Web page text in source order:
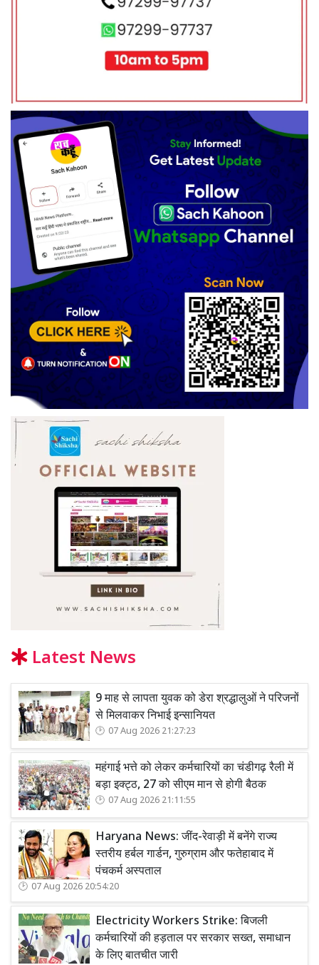
Latest News
9 माह से लापता युवक को डेरा श्रद्धालुओं ने परिजनों
से मिलवाकर निभाई इन्सानियत
07 Aug 2026 21:27:23
महंगाई भत्ते को लेकर कर्मचारियों का चंडीगढ़ रैली में
बड़ा इक्ट्ठ, 27 को सीएम मान से होगी बैठक
07 Aug 2026 21:11:55
Haryana News: जींद-रेवाड़ी में बनेंगे राज्य
स्तरीय हर्बल गार्डन, गुरुग्राम और फतेहाबाद में
पंचकर्म अस्पताल
07 Aug 2026 20:54:20
Electricity Workers Strike: बिजली
कर्मचारियों की हड़ताल पर सरकार सख्त, समाधान
के लिए बातचीत जारी